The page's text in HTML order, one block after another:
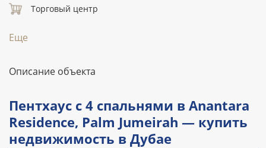
Торговый центр
Еще
Описание объекта
Пентхаус с 4 спальнями в Anantara
Residence, Palm Jumeirah — купить
недвижимость в Дубае